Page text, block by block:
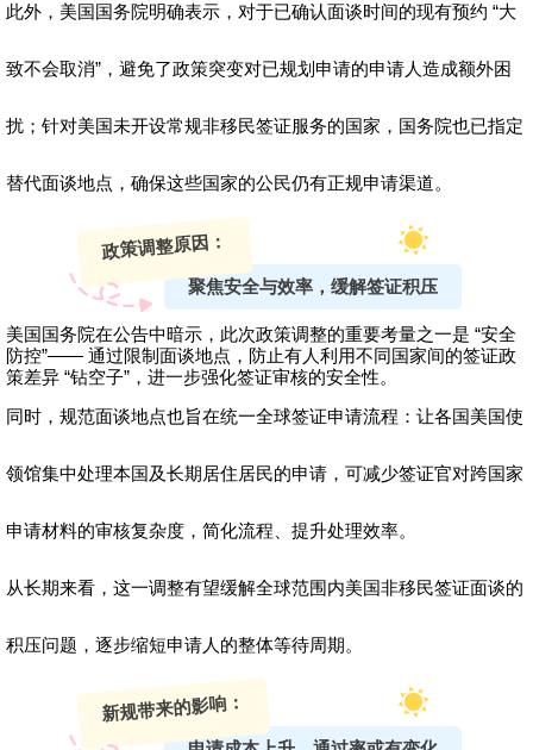
此外，美国国务院明确表示，对于已确认面谈时间的现有预约 “大
致不会取消”，避免了政策突变对已规划申请的申请人造成额外困
扰；针对美国未开设常规非移民签证服务的国家，国务院也已指定
替代面谈地点，确保这些国家的公民仍有正规申请渠道。
政策调整原因：
聚焦安全与效率，缓解签证积压
美国国务院在公告中暗示，此次政策调整的重要考量之一是 “安全
防控”—— 通过限制面谈地点，防止有人利用不同国家间的签证政
策差异 “钻空子”，进一步强化签证审核的安全性。
同时，规范面谈地点也旨在统一全球签证申请流程：让各国美国使
领馆集中处理本国及长期居住居民的申请，可减少签证官对跨国家
申请材料的审核复杂度，简化流程、提升处理效率。
从长期来看，这一调整有望缓解全球范围内美国非移民签证面谈的
积压问题，逐步缩短申请人的整体等待周期。
新规带来的影响：